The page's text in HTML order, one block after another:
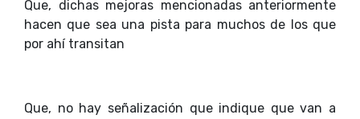
Que, dichas mejoras mencionadas anteriormente
hacen que sea una pista para muchos de los que
por ahí transitan
Que, no hay señalización que indique que van a